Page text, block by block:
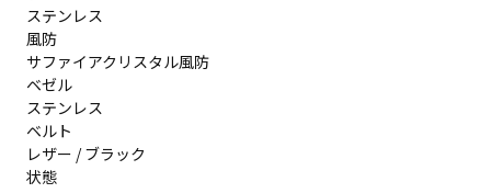
ステンレス
風防
サファイアクリスタル風防
ベゼル
ステンレス
ベルト
レザー / ブラック
状態